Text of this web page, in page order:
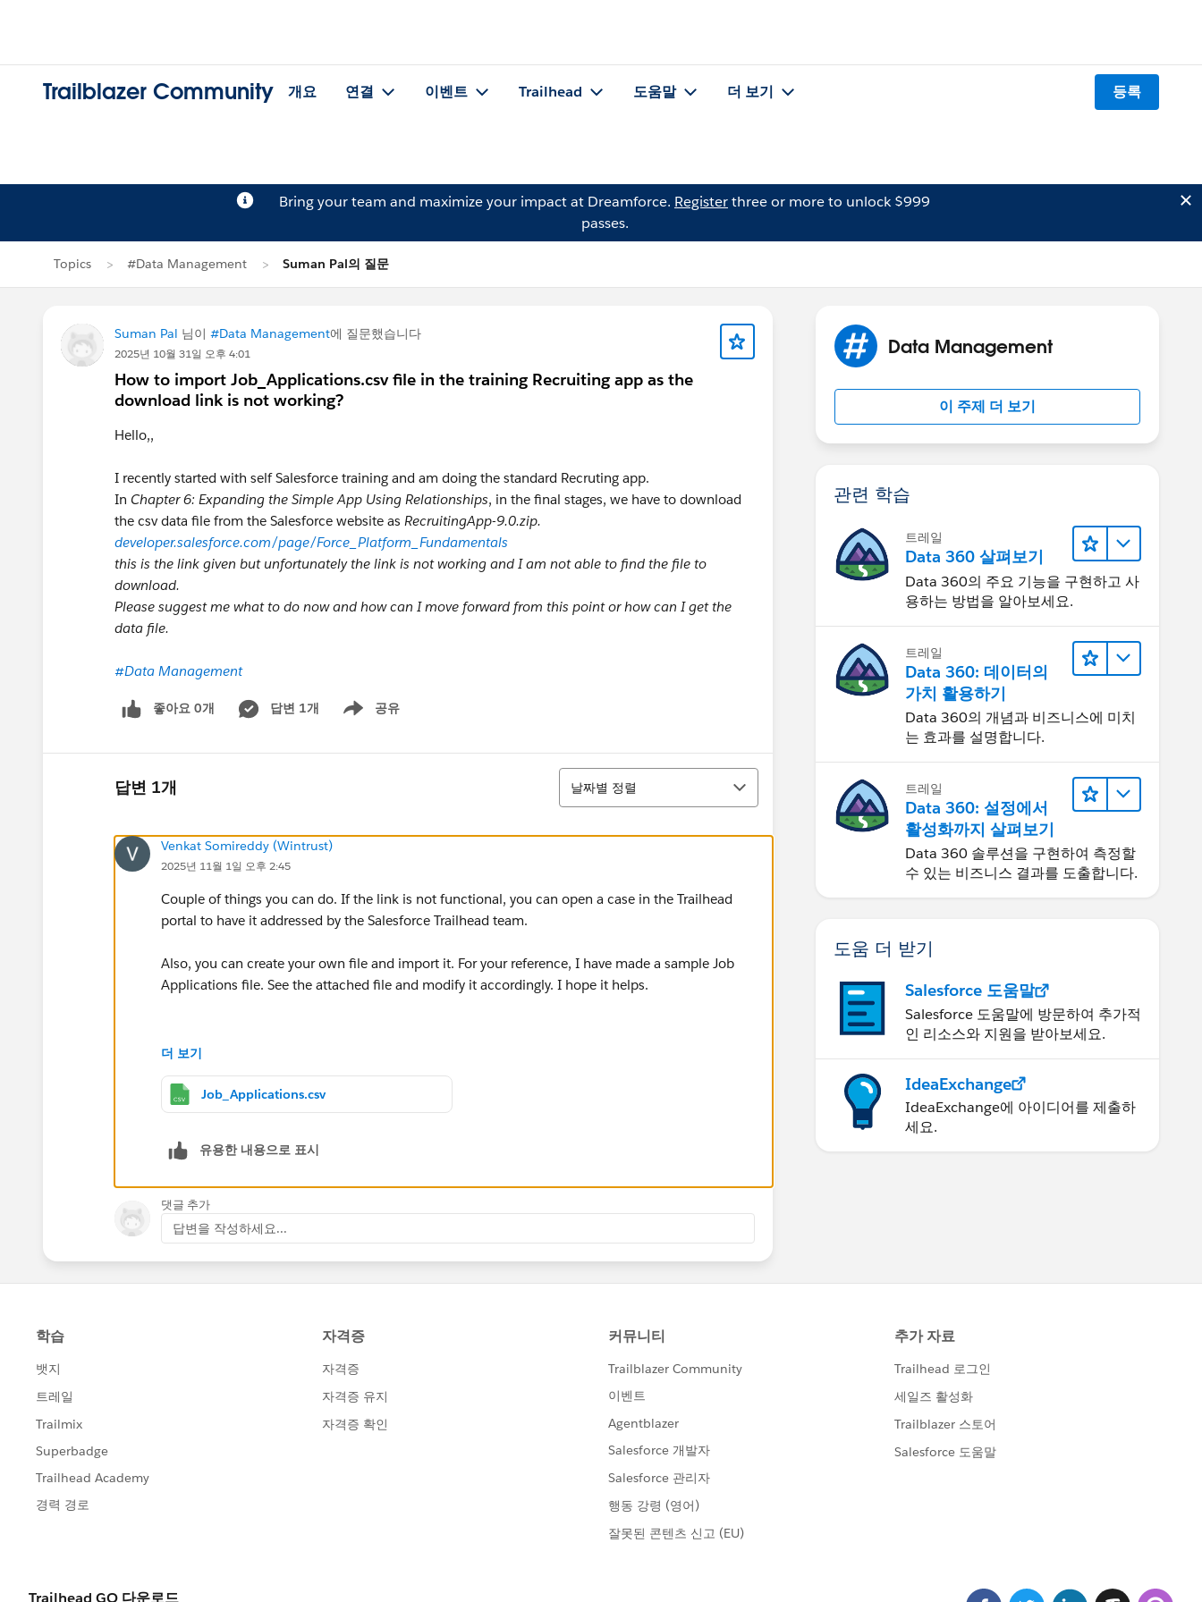
Trailblazer Community 개요 연결 이벤트 Trailhead 도움말 더 보기 등록
Bring your team and maximize your impact at Dreamforce. Registerthree or more to unlock $999
passes.
Topics #Data Management Suman Pal의 질문
Suman Pal 님이 #Data Management에 질문했습니다
2025년 10월 31일 오후 4:01
How to import Job_Applications.csv file in the training Recruiting app as the
download link is not working?
Hello,,
I recently started with self Salesforce training and am doing the standard Recruting app.
In Chapter 6: Expanding the Simple App Using Relationships, in the final stages, we have to download
the csv data file from the Salesforce website as RecruitingApp-9.0.zip.
developer.salesforce.com/page/Force_Platform_Fundamentals
this is the link given but unfortunately the link is not working and I am not able to find the file to
download.
Please suggest me what to do now and how can I move forward from this point or how can I get the
data file.
#Data Management
좋아요 0개 답변 1개 공유
Show menu
답변 1개
정렬
날짜별 정렬
Venkat Somireddy (Wintrust)
2025년 11월 1일 오후 2:45
Couple of things you can do. If the link is not functional, you can open a case in the Trailhead
portal to have it addressed by the Salesforce Trailhead team.
Also, you can create your own file and import it. For your reference, I have made a sample Job
Applications file. See the attached file and modify it accordingly. I hope it helps.
더 보기
Job_Applications.csv
유용한 내용으로 표시
댓글 추가
답변을 작성하세요...
Data Management
이 주제 더 보기
관련 학습
트레일
Data 360 살펴보기
Data 360의 주요 기능을 구현하고 사
용하는 방법을 알아보세요.
트레일
Data 360: 데이터의
가치 활용하기
Data 360의 개념과 비즈니스에 미치
는 효과를 설명합니다.
트레일
Data 360: 설정에서
활성화까지 살펴보기
Data 360 솔루션을 구현하여 측정할
수 있는 비즈니스 결과를 도출합니다.
도움 더 받기
Salesforce 도움말
Salesforce 도움말에 방문하여 추가적
인 리소스와 지원을 받아보세요.
IdeaExchange
IdeaExchange에 아이디어를 제출하
세요.